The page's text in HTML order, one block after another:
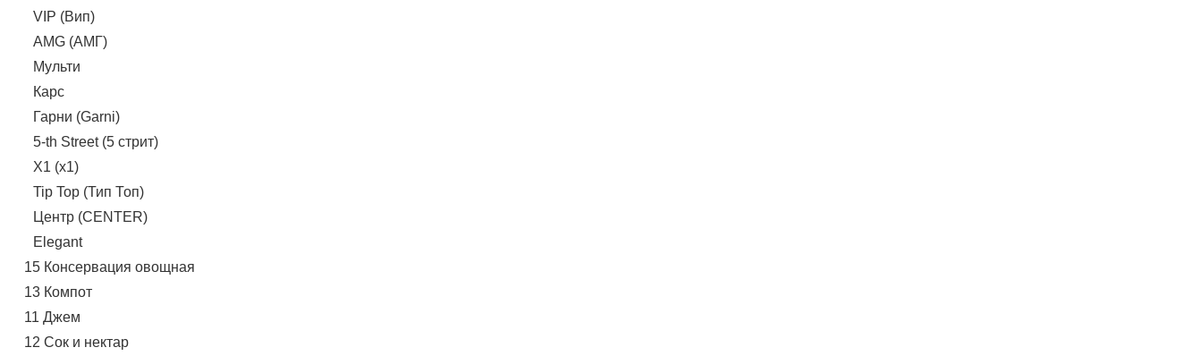
VIP (Вип)
AMG (АМГ)
Мульти
Карс
Гарни (Garni)
5-th Street (5 стрит)
X1 (х1)
Tip Top (Тип Топ)
Центр (CENTER)
Elegant
15 Консервация овощная
13 Компот
11 Джем
12 Сок и нектар